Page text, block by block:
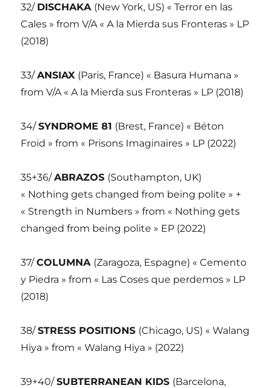
32/ DISCHAKA (New York, US) « Terror en las
Cales » from V/A « A la Mierda sus Fronteras » LP
(2018)
33/ANSIAX (Paris, France) « Basura Humana »
from V/A « A la Mierda sus Fronteras » LP (2018)
34/SYNDROME 81 (Brest, France) « Béton
Froid » from « Prisons Imaginaires » LP (2022)
35+36/ABRAZOS (Southampton, UK)
« Nothing gets changed from being polite » +
« Strength in Numbers » from « Nothing gets
changed from being polite » EP (2022)
37/COLUMNA (Zaragoza, Espagne) « Cemento
y Piedra » from « Las Coses que perdemos » LP
(2018)
38/STRESS POSITIONS (Chicago, US) « Walang
Hiya » from « Walang Hiya » (2022)
39+40/SUBTERRANEAN KIDS (Barcelona,